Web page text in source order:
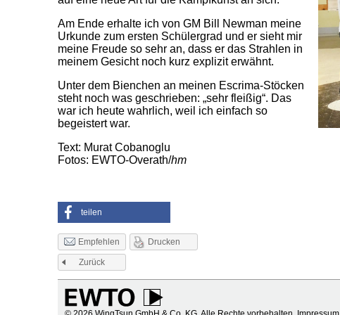
Am Ende erhalte ich von GM Bill Newman meine
Urkunde zum ersten Schülergrad und er sieht mir
meine Freude so sehr an, dass er das Strahlen in
meinem Gesicht noch kurz explizit erwähnt.
Unter dem Bienchen an meinen Escrima-Stöcken
steht noch was geschrieben: „sehr fleißig“. Das
war ich heute wahrlich, weil ich einfach so
begeistert war.
Text: Murat Cobanoglu
Fotos: EWTO-Overath/hm
teilen
Empfehlen Drucken
Zurück